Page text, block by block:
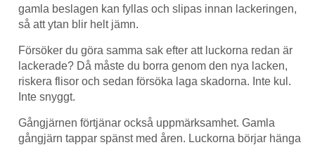
gamla beslagen kan fyllas och slipas innan lackeringen,
så att ytan blir helt jämn.
Försöker du göra samma sak efter att luckorna redan är
lackerade? Då måste du borra genom den nya lacken,
riskera flisor och sedan försöka laga skadorna. Inte kul.
Inte snyggt.
Gångjärnen förtjänar också uppmärksamhet. Gamla
gångjärn tappar spänst med åren. Luckorna börjar hänga